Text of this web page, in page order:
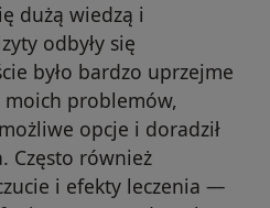
dużą wiedzą i
odbyły się
było bardzo uprzejme
moich problemów,
opcje i doradził
Często również
i efekty leczenia —